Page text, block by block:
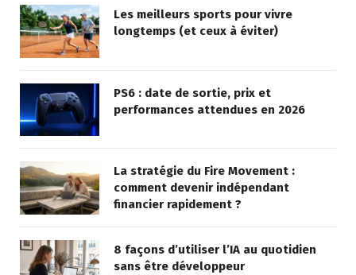
Les meilleurs sports pour vivre
longtemps (et ceux à éviter)
PS6 : date de sortie, prix et
performances attendues en 2026
La stratégie du Fire Movement :
comment devenir indépendant
financier rapidement ?
8 façons d’utiliser l’IA au quotidien
sans être développeur